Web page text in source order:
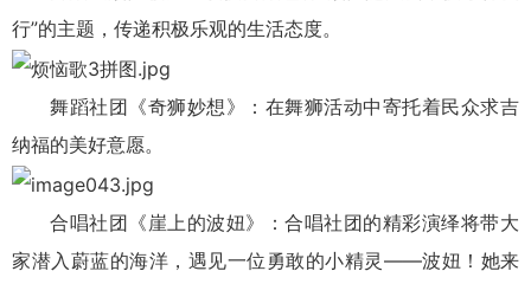
行”的主题，传递积极乐观的生活态度。
舞蹈社团《奇狮妙想》： 在舞狮活动中寄托着民众求吉
纳福的美好意愿。
合唱社团《崖上的波妞》：合唱社团的精彩演绎将带大
家潜入蔚蓝的海洋，遇见一位勇敢的小精灵——波妞！她来